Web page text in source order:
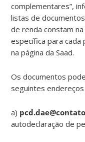
complementares”,
listas de
de renda constam
específica para
na página da Saad.
Os documentos
seguintes
a)
autodeclaração de